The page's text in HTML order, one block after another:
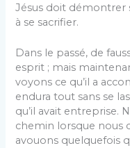
Jésus doit démontrer
à se sacrifier.
Dans le passé, de
esprit ; mais
voyons ce qu’il a
endura tout sans se
qu’il avait entreprise.
chemin lorsque nous
avouons quelquefois